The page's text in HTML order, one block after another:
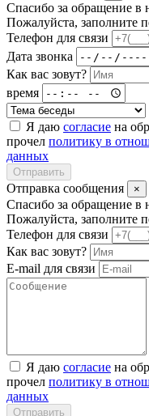
Спасибо за обращение
Пожалуйста, заполните
Телефон для связи
Дата звонка
Как вас зовут?
время
Я даю согласие на
прочел политику в
данных
Отправить
Отправка сообщения ×
Спасибо за обращение
Пожалуйста, заполните
Телефон для связи
Как вас зовут?
E-mail для связи
Я даю согласие на
прочел политику в
данных
Отправить